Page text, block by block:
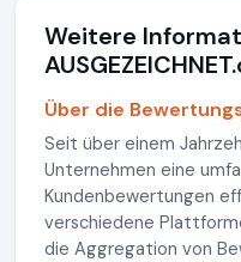
Weitere
Über die
Seit über einem
Unternehmen eine
Kundenbewertungen
verschiedene
die Aggregation von